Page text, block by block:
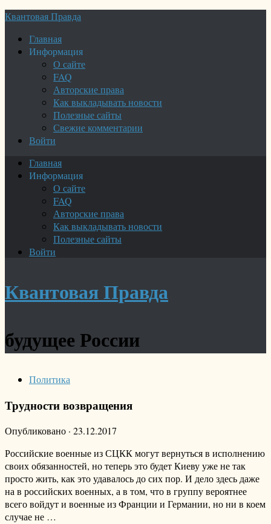
Квантовая Правда
Главная
Информация
О сайте
FAQ
Авторские права
Как выкладывать новости
Полезные сайты
Свежие комментарии
Войти
Главная
Информация
О сайте
FAQ
Авторские права
Как выкладывать новости
Полезные сайты
Войти
Квантовая Правда
будущее России
Политика
Трудности возвращения
Опубликовано · 23.12.2017
Российские военные из СЦКК могут вернуться в исполнению
своих обязанностей, но теперь это будет Киеву уже не так
просто жить, как это удавалось до сих пор. И дело здесь даже
на в российских военных, а в том, что в группу вероятнее
всего войдут и военные из Франции и Германии, но ни в коем
случае не …